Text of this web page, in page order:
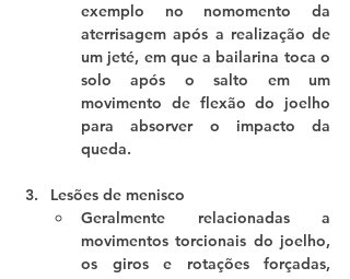
exemplo no nomomento da
aterrisagem após a realização de
um jeté, em que a bailarina toca o
solo após o salto em um
movimento de flexão do joelho
para absorver o impacto da
queda.
Lesões de menisco
Geralmente relacionadas a
movimentos torcionais do joelho,
os giros e rotações forçadas,